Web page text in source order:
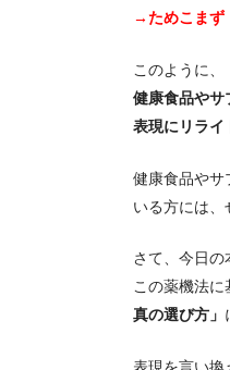
→ためこまず
このように、
健康食品やサ
表現にリライ
健康食品やサ
いる方には、
さて、今日の
この薬機法
真の選び方」
表現を言い換